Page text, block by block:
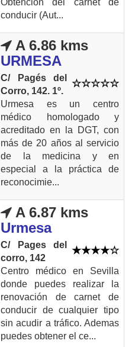
conducir (Aut...
A 6.86 kms
URMESA
C/ Pagés del
Corro, 142. 1º.
Urmesa es un centro
médico homologado y
acreditado en la DGT, con
más de 20 años al servicio
de la medicina y en
especial a la práctica de
reconocimie...
A 6.87 kms
Urmesa
C/ Pages del
corro, 142
Centro médico en Sevilla
donde puedes realizar la
renovación de carnet de
conducir de cualquier tipo
sin acudir a tráfico. Ademas
puedes obtener el ce...